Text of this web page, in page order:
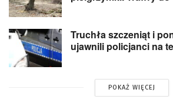
Truchła szczeniąt i
ujawnili policjanci na
POKAŻ WIĘCEJ